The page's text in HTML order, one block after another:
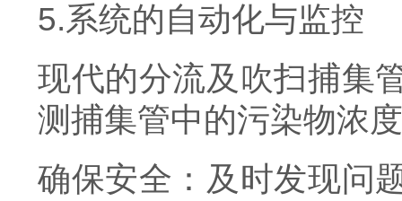
5.系统的自动化与监控
现代的分流及吹扫捕集
测捕集管中的污染物浓
确保安全：及时发现问